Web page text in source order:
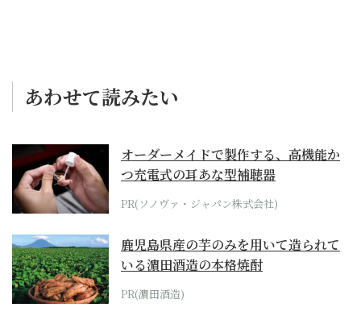
あわせて読みたい
オーダーメイドで製作する、高機能か
つ充電式の耳あな型補聴器
PR(ソノヴァ・ジャパン株式会社)
鹿児島県産の芋のみを用いて造られて
いる濵田酒造の本格焼酎
PR(濵田酒造)